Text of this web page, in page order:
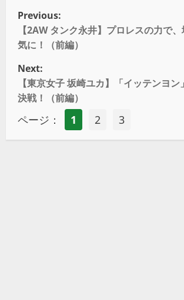
Previous:
【2AW タンク永井】プロレスの力で
気に！（前編）
Next:
【東京女子 坂崎ユカ】「イッテンヨ
決戦！（前編）
ページ： 1 2 3